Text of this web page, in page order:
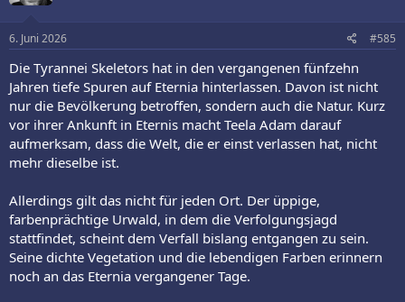
6. Juni 2026 #585
Die Tyrannei Skeletors hat in den vergangenen fünfzehn
Jahren tiefe Spuren auf Eternia hinterlassen. Davon ist nicht
nur die Bevölkerung betroffen, sondern auch die Natur. Kurz
vor ihrer Ankunft in Eternis macht Teela Adam darauf
aufmerksam, dass die Welt, die er einst verlassen hat, nicht
mehr dieselbe ist.
Allerdings gilt das nicht für jeden Ort. Der üppige,
farbenprächtige Urwald, in dem die Verfolgungsjagd
stattfindet, scheint dem Verfall bislang entgangen zu sein.
Seine dichte Vegetation und die lebendigen Farben erinnern
noch an das Eternia vergangener Tage.